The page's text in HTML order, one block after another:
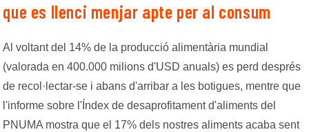
que es llenci menjar apte per al consum
Al voltant del 14% de la producció alimentària mundial
(valorada en 400.000 milions d'USD anuals) es perd després
de reco l·lectar-se i abans d'arribar a les botigues, mentre que
l'informe sobre l'Índex de desaprofitament d'aliments del
PNUMA mostra que el 17% dels nostres aliments acaba sent